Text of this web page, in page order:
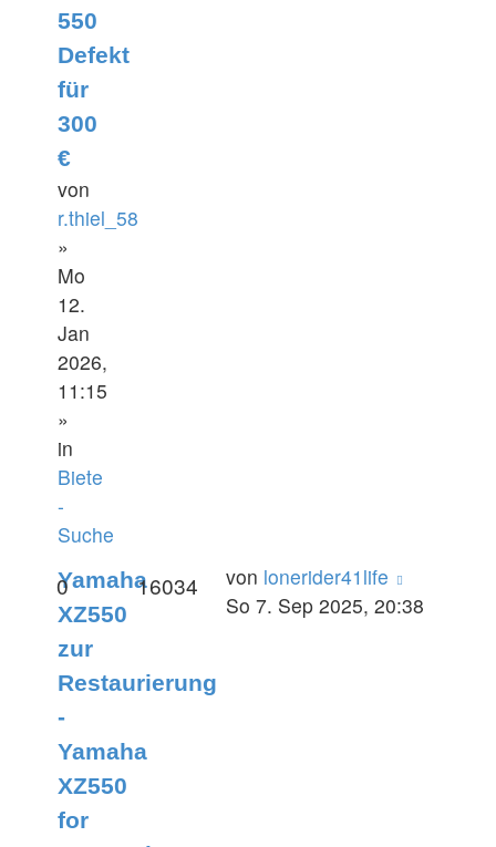
550
Defekt
für
300
€
von
r.thiel_58
»
Mo
12.
Jan
2026,
11:15
»
in
Biete
-
Suche
Yamaha
XZ550
zur
Restaurierung
-
Yamaha
XZ550
for
0 16034 von lonerider41life
So 7. Sep 2025, 20:38